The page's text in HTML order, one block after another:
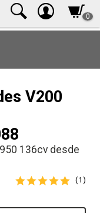
0
V200
136cv desde
(1)